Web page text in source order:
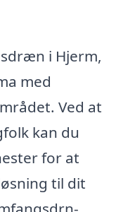
i Hjerm,
med
Ved at
kan du
for at
til dit